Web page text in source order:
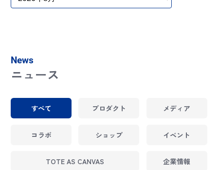
News
ニュース
すべて プロダクト メディア
コラボ ショップ イベント
TOTE AS CANVAS 企業情報